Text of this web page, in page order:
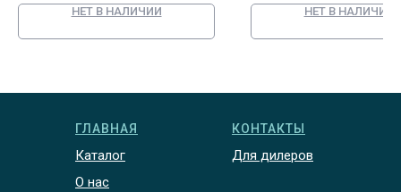
(хлор, средство
НЕТ В НАЛИЧИИ НЕТ В НАЛИЧИИ
ГЛАВНАЯ
Каталог
О нас
КОНТАКТЫ
Для дилеров